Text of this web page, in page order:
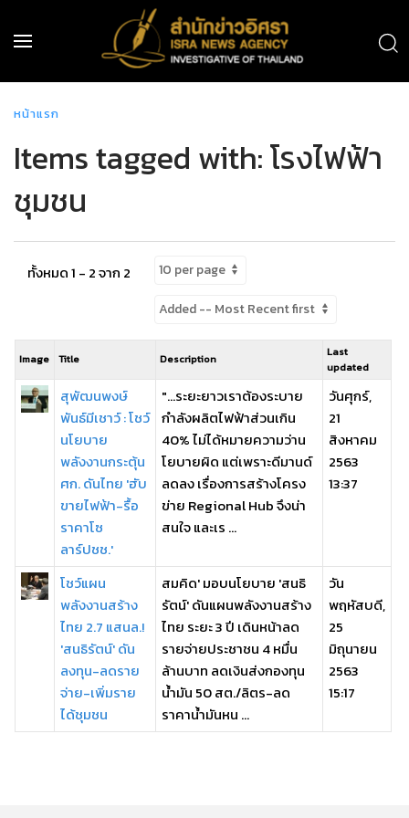
หน้าแรก
Items tagged with: โรงไฟฟ้า
ชุมชน
ทั้งหมด 1 - 2 จาก 2
Image Title Description
Last
updated
สุพัฒนพงษ์
พันธ์มีเชาว์ : โชว์
นโยบาย
พลังงานกระตุ้น
ศก. ดันไทย 'ฮับ
ขายไฟฟ้า-รื้อ
ราคาโซ
ลาร์ปชช.'
"...ระยะยาวเราต้องระบาย
กำลังผลิตไฟฟ้าส่วนเกิน
40% ไม่ได้หมายความว่าน
โยบายผิด แต่เพราะดีมานด์
ลดลง เรื่องการสร้างโครง
ข่าย Regional Hub จึงน่า
สนใจ และเร ...
วันศุกร์,
21
สิงหาคม
2563
13:37
โชว์แผน
พลังงานสร้าง
ไทย 2.7 แสนล.!
'สนธิรัตน์' ดัน
ลงทุน-ลดราย
จ่าย-เพิ่มราย
ได้ชุมชน
สมคิด' มอบนโยบาย 'สนธิ
รัตน์' ดันแผนพลังงานสร้าง
ไทย ระยะ 3 ปี เดินหน้าลด
รายจ่ายประชาชน 4 หมื่น
ล้านบาท ลดเงินส่งกองทุน
น้ำมัน 50 สต./ลิตร-ลด
ราคาน้ำมันหน ...
วัน
พฤหัสบดี,
25
มิถุนายน
2563
15:17